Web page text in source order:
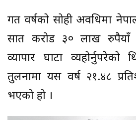
गत वर्षको सोही अवधिमा
सात करोड ३० लाख रुपैयाँ
व्यापार घाटा
तुलनामा यस वर्ष २१.४८
भएको हो ।